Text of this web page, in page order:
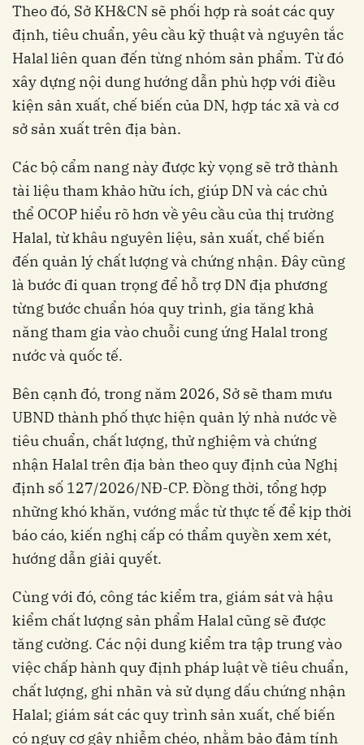
Theo đó, Sở KH&CN sẽ phối hợp rà soát các quy
định, tiêu chuẩn, yêu cầu kỹ thuật và nguyên tắc
Halal liên quan đến từng nhóm sản phẩm. Từ đó
xây dựng nội dung hướng dẫn phù hợp với điều
kiện sản xuất, chế biến của DN, hợp tác xã và cơ
sở sản xuất trên địa bàn.
Các bộ cẩm nang này được kỳ vọng sẽ trở thành
tài liệu tham khảo hữu ích, giúp DN và các chủ
thể OCOP hiểu rõ hơn về yêu cầu của thị trường
Halal, từ khâu nguyên liệu, sản xuất, chế biến
đến quản lý chất lượng và chứng nhận. Đây cũng
là bước đi quan trọng để hỗ trợ DN địa phương
từng bước chuẩn hóa quy trình, gia tăng khả
năng tham gia vào chuỗi cung ứng Halal trong
nước và quốc tế.
Bên cạnh đó, trong năm 2026, Sở sẽ tham mưu
UBND thành phố thực hiện quản lý nhà nước về
tiêu chuẩn, chất lượng, thử nghiệm và chứng
nhận Halal trên địa bàn theo quy định của Nghị
định số 127/2026/NĐ-CP. Đồng thời, tổng hợp
những khó khăn, vướng mắc từ thực tế để kịp thời
báo cáo, kiến nghị cấp có thẩm quyền xem xét,
hướng dẫn giải quyết.
Cùng với đó, công tác kiểm tra, giám sát và hậu
kiểm chất lượng sản phẩm Halal cũng sẽ được
tăng cường. Các nội dung kiểm tra tập trung vào
việc chấp hành quy định pháp luật về tiêu chuẩn,
chất lượng, ghi nhãn và sử dụng dấu chứng nhận
Halal; giám sát các quy trình sản xuất, chế biến
có nguy cơ gây nhiễm chéo, nhằm bảo đảm tính